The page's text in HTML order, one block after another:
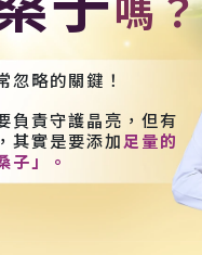
忽略的關鍵！
負責守護晶亮，但有
其實是要添加足量的
子」。